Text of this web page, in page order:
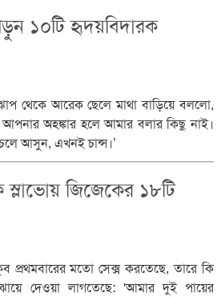
১০টি হৃদয়বিদারক
থেকে আরেক ছেলে মাথা বাড়িয়ে বললো,
অহঙ্কার হলে আমার বলার কিছু নাই।
আসুন, এখনই চান্স।’
স্লাভোয় জিজেকের ১৮টি
মতো সেক্স করতেছে, তারে কি
দেওয়া লাগতেছে: 'আমার দুই পায়ের